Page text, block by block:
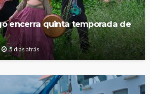
encerra quinta temporada de
5 dias atrás